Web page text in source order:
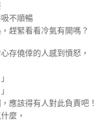
不順暢
趕緊看看冷氣有開嗎？
存僥倖的人感到憤怒，
應該得有人對此負責吧！
麼，